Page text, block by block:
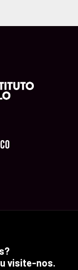
visite-nos.